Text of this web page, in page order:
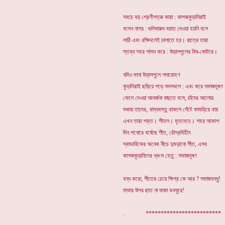
সবচে বড় শ্রেণীশত্রু কারা : কাগজকুড়ানিরাই
বলেন নাগর : গুলিবারুদ বরাত দেওয়া হয়নি বলে
লাঠি এবং রক্ষিদলেই চালাতে হয়। রাত্রে তারা
স্তব্ধ শহর শাসন করে : উড়ালপুলের বিষ-কোটরে।
যদিও মানা উড়ালপুলে পদারোহণ
কুড়ানিরাই ছড়িয়ে পড়ে সদলবলে : এবং করে সমাজদূষণ
ফেলে দেওয়া আবর্জনা বাছতে বসে, চাঁদের আলোয়
শুকায় তাদের, খাদ্যবস্তু থাকলে সেঁটে কামড়িয়ে খায়
এখন তারা শক্ত। শীতল। মৃতদেহে। শহর আকাশ
দিন পনোরে বর্ষেছে শীত, রৌদ্রবিহীন
স্বাভাবিকের অনেক নীচে দুমড়ানো শীত, এসব
কাগজকুড়ানিদের ধ্বংস হেতু : সমাজদূষণ
বন্ধ করো, শীতের চেয়ে ক্ষিপ্র কে আর ? সমাজবন্ধু!
মাথার উপর ছাত না থাকা ভবঘুরে!
. *************************